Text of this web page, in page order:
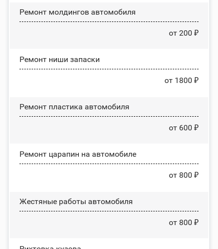
Ремонт молдингов автомобиля
от 200 ₽
Ремонт ниши запаски
от 1800 ₽
Ремонт пластика автомобиля
от 600 ₽
Ремонт царапин на автомобиле
от 800 ₽
Жестяные работы автомобиля
от 800 ₽